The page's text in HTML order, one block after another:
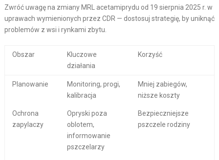
Zwróć uwagę na zmiany MRL acetamiprydu od 19 sierpnia 2025 r. w
uprawach wymienionych przez CDR — dostosuj strategię, by uniknąć
problemów z wsi i rynkami zbytu.
Obszar
Kluczowe
działania
Korzyść
Planowanie
Monitoring, progi,
kalibracja
Mniej zabiegów,
niższe koszty
Ochrona
zapylaczy
Opryski poza
oblotem,
informowanie
pszczelarzy
Bezpieczniejsze
pszczele rodziny